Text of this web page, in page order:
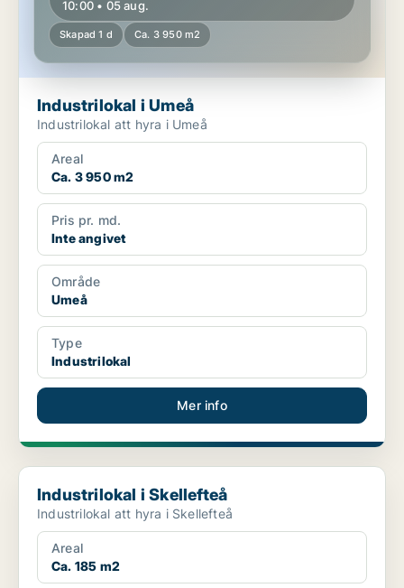
10:00 • 05 aug.
Skapad 1 d Ca. 3 950 m2
Industrilokal i Umeå
Industrilokal att hyra i Umeå
Areal
Ca. 3 950 m2
Pris pr. md.
Inte angivet
Område
Umeå
Type
Industrilokal
Mer info
Industrilokal i Skellefteå
Industrilokal i Skellefteå
Industrilokal att hyra i Skellefteå
Areal
Ca. 185 m2